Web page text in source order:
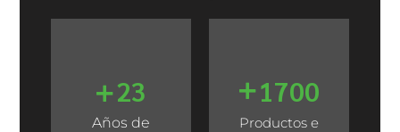
23
Años de
1700
Productos e